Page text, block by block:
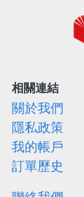
相關連結
關於我們
隱私政策
我的帳戶
訂單歷史